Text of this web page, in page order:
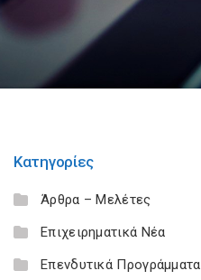
Κατηγορίες
Άρθρα – Μελέτες
Επιχειρηματικά Νέα
Επενδυτικά Προγράμματα